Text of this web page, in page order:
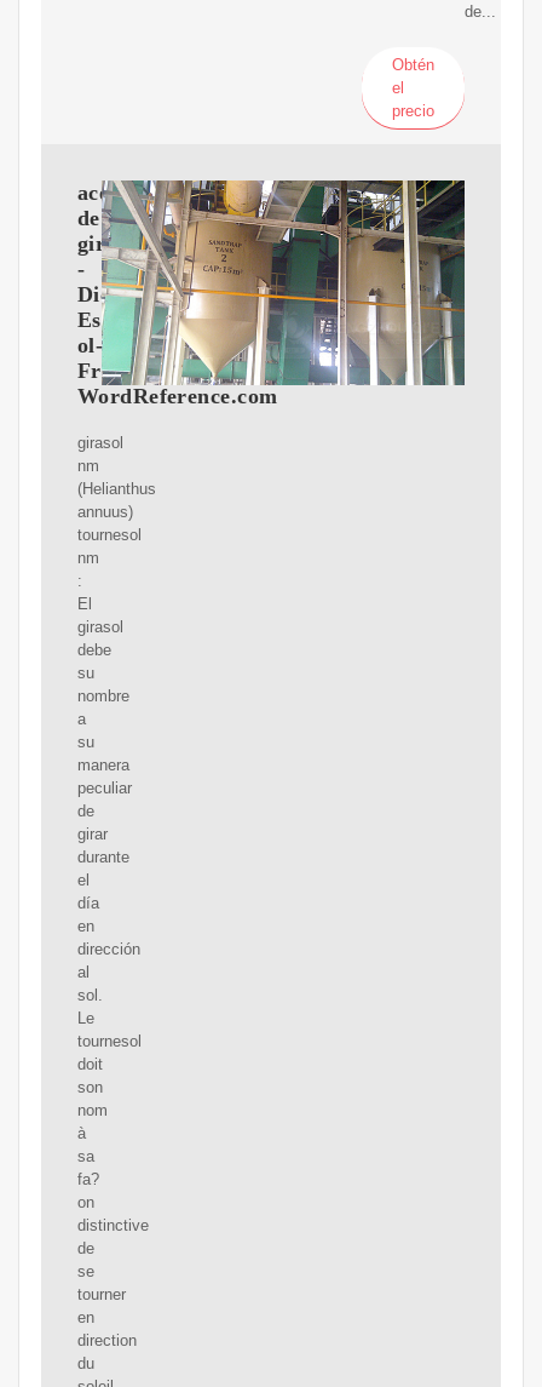
de...
Obtén
el
precio
aceite
de
girasol
-
Diccionario
Espa?
ol-
Francés
WordReference.com
girasol
nm
(Helianthus
annuus)
tournesol
nm
:
El
girasol
debe
su
nombre
a
su
manera
peculiar
de
girar
durante
el
día
en
dirección
al
sol.
Le
tournesol
doit
son
nom
à
sa
fa?
on
distinctive
de
se
tourner
en
direction
du